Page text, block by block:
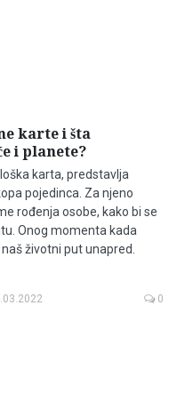
karte i šta
i planete?
karta, predstavlja
pojedinca. Za njeno
rođenja osobe, kako bi se
Onog momenta kada
životni put unapred.
0